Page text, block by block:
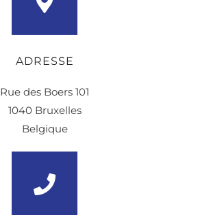
ADRESSE
Rue des Boers 101
1040 Bruxelles
Belgique